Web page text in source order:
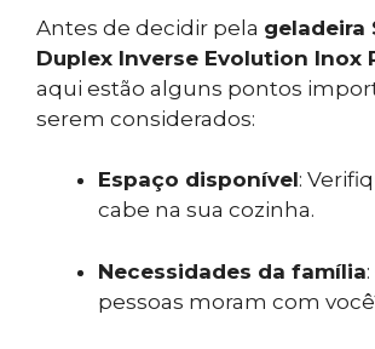
Antes de decidir pela geladeira
Duplex Inverse Evolution Inox
aqui estão alguns pontos
serem considerados:
Espaço disponível:
cabe na sua cozinha.
Necessidades da família
pessoas moram com